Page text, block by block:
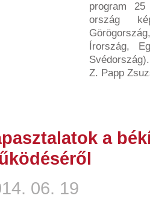
program
ország
Írország,
Z. Papp
a
06. 19